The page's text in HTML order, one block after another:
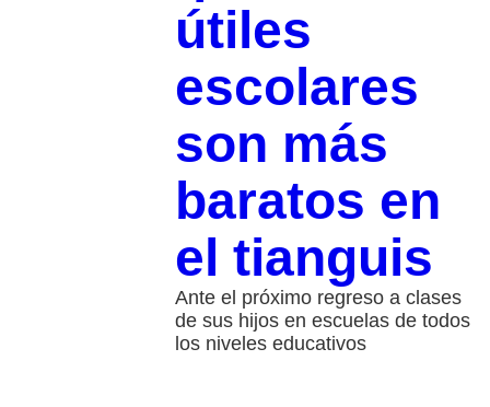
útiles
escolares
son más
baratos en
el tianguis
Ante el próximo regreso a clases
de sus hijos en escuelas de todos
los niveles educativos